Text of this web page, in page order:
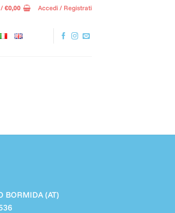
/€0,00 Accedi / Registrati
BORMIDA (AT)